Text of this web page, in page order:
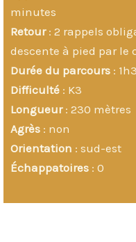
minutes
Retour: 2 rappels
descente à pied par le
Durée du parcours :
Difficulté : K3
Longueur: 230 mètres
Agrès : non
Orientation : sud-est
Échappatoires : 0